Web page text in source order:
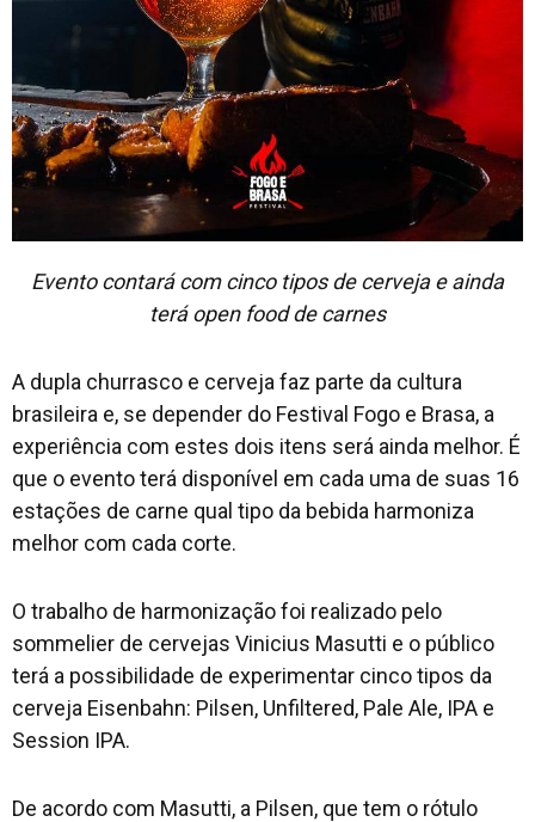
Evento contará com cinco tipos de cerveja e ainda
terá open food de carnes
A dupla churrasco e cerveja faz parte da cultura
brasileira e, se depender do Festival Fogo e Brasa, a
experiência com estes dois itens será ainda melhor. É
que o evento terá disponível em cada uma de suas 16
estações de carne qual tipo da bebida harmoniza
melhor com cada corte.
O trabalho de harmonização foi realizado pelo
sommelier de cervejas Vinicius Masutti e o público
terá a possibilidade de experimentar cinco tipos da
cerveja Eisenbahn: Pilsen, Unfiltered, Pale Ale, IPA e
Session IPA.
De acordo com Masutti, a Pilsen, que tem o rótulo